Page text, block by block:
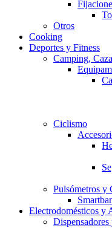
Otros
Cooking
Deportes y Fitness
Camping,
Ciclismo
Pulsómetros y
Electrodomésticos y